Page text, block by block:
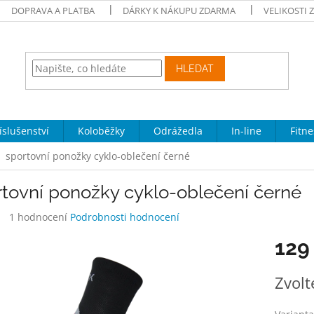
DOPRAVA A PLATBA DÁRKY K NÁKUPU ZDARMA VELIKOSTI
HLEDAT
Koloběžky Odrážedla In-line
sportovní ponožky cyklo-oblečení černé
ponožky cyklo-oblečení černé
Průměrné
1 hodnocení Podrobnosti hodnocení
cena: